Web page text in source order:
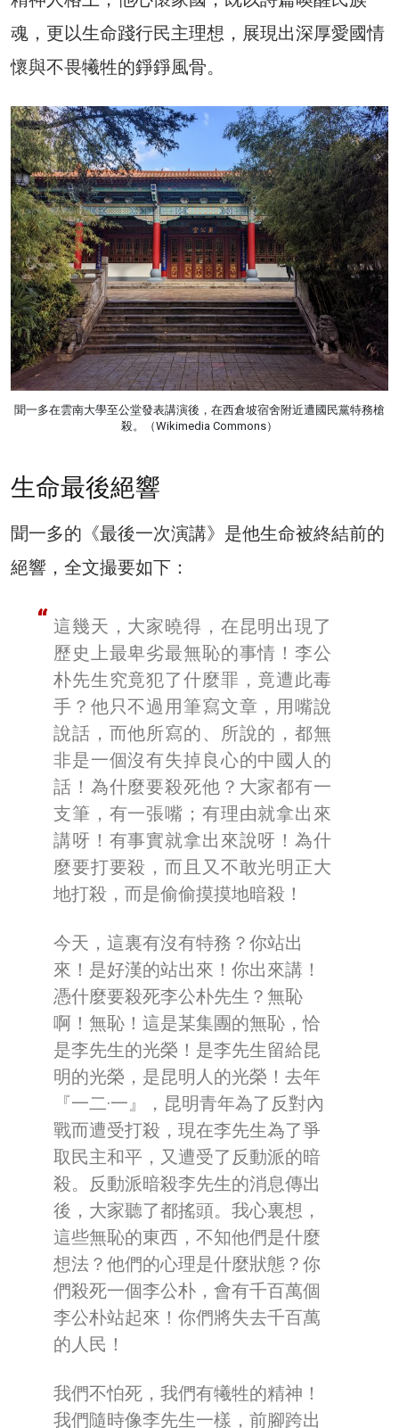
魂，更以生命踐行民主理想，展現出深厚愛國情
懷與不畏犧牲的錚錚風骨。
聞一多在雲南大學至公堂發表講演後，在西倉坡宿舍附近遭國民黨特務槍
殺。（Wikimedia Commons）
生命最後絕響
聞一多的《最後一次演講》是他生命被終結前的
絕響，全文撮要如下：
這幾天，大家曉得，在昆明出現了
歷史上最卑劣最無恥的事情！李公
朴先生究竟犯了什麼罪，竟遭此毒
手？他只不過用筆寫文章，用嘴說
說話，而他所寫的、所說的，都無
非是一個沒有失掉良心的中國人的
話！為什麼要殺死他？大家都有一
支筆，有一張嘴；有理由就拿出來
講呀！有事實就拿出來說呀！為什
麼要打要殺，而且又不敢光明正大
地打殺，而是偷偷摸摸地暗殺！
今天，這裏有沒有特務？你站出
來！是好漢的站出來！你出來講！
憑什麼要殺死李公朴先生？無恥
啊！無恥！這是某集團的無恥，恰
是李先生的光榮！是李先生留給昆
明的光榮，是昆明人的光榮！去年
『一二·一』，昆明青年為了反對內
戰而遭受打殺，現在李先生為了爭
取民主和平，又遭受了反動派的暗
殺。反動派暗殺李先生的消息傳出
後，大家聽了都搖頭。我心裏想，
這些無恥的東西，不知他們是什麼
想法？他們的心理是什麼狀態？你
們殺死一個李公朴，會有千百萬個
李公朴站起來！你們將失去千百萬
的人民！
我們不怕死，我們有犧牲的精神！
我們隨時像李先生一樣，前腳跨出